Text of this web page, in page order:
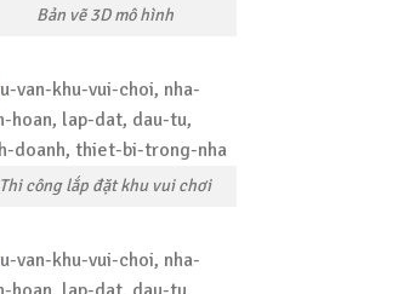
Bản vẽ 3D mô hình
Thi công lắp đặt khu vui chơi